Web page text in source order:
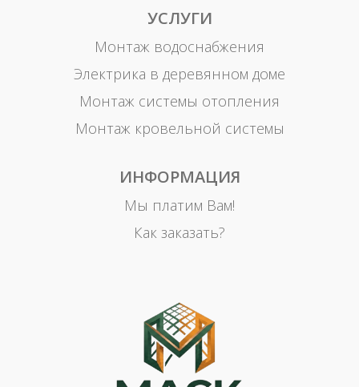
УСЛУГИ
Монтаж водоснабжения
Электрика в деревянном доме
Монтаж системы отопления
Монтаж кровельной системы
ИНФОРМАЦИЯ
Мы платим Вам!
Как заказать?